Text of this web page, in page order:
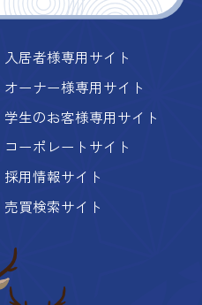
入居者様専用サイト
オーナー様専用サイト
学生のお客様専用サイト
コーポレートサイト
採用情報サイト
売買検索サイト